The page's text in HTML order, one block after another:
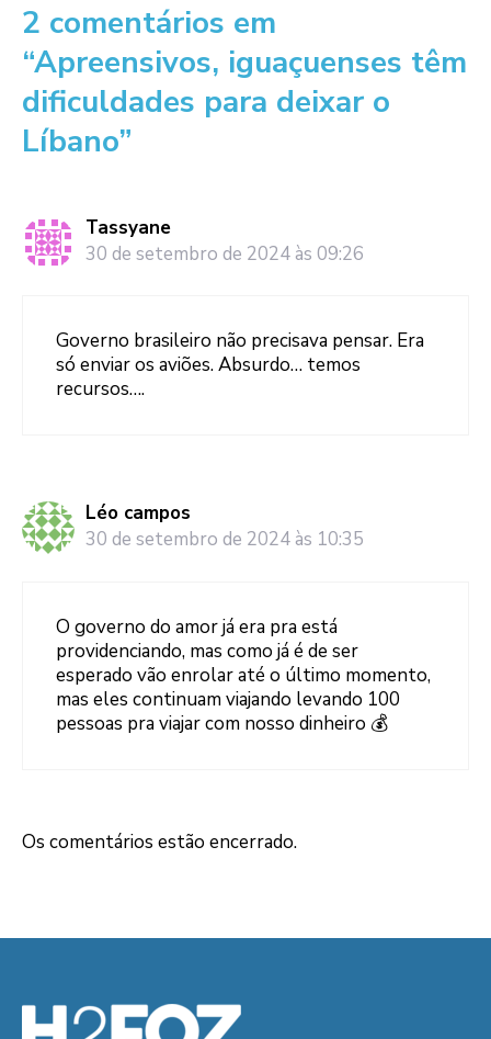
2 comentários em
“Apreensivos, iguaçuenses têm
dificuldades para deixar o
Líbano”
Tassyane
30 de setembro de 2024 às 09:26
Governo brasileiro não precisava pensar. Era
só enviar os aviões. Absurdo… temos
recursos….
Léo campos
30 de setembro de 2024 às 10:35
O governo do amor já era pra está
providenciando, mas como já é de ser
esperado vão enrolar até o último momento,
mas eles continuam viajando levando 100
pessoas pra viajar com nosso dinheiro 💰
Os comentários estão encerrado.